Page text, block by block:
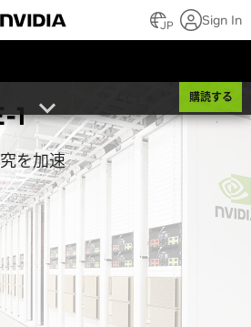
JP Sign In
購読する
1
を加速